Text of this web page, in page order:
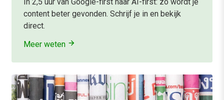
In 2,5 uur van Google-first naar AI-first: zo wordt je
content beter gevonden. Schrijf je in en bekijk
direct.
Meer weten